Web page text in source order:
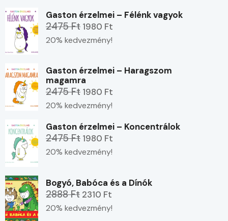
Gaston érzelmei – Félénk vagyok
2475 Ft 1980 Ft
20% kedvezmény!
Gaston érzelmei – Haragszom
magamra
2475 Ft 1980 Ft
20% kedvezmény!
Gaston érzelmei – Koncentrálok
2475 Ft 1980 Ft
20% kedvezmény!
Bogyó, Babóca és a Dínók
2888 Ft 2310 Ft
20% kedvezmény!